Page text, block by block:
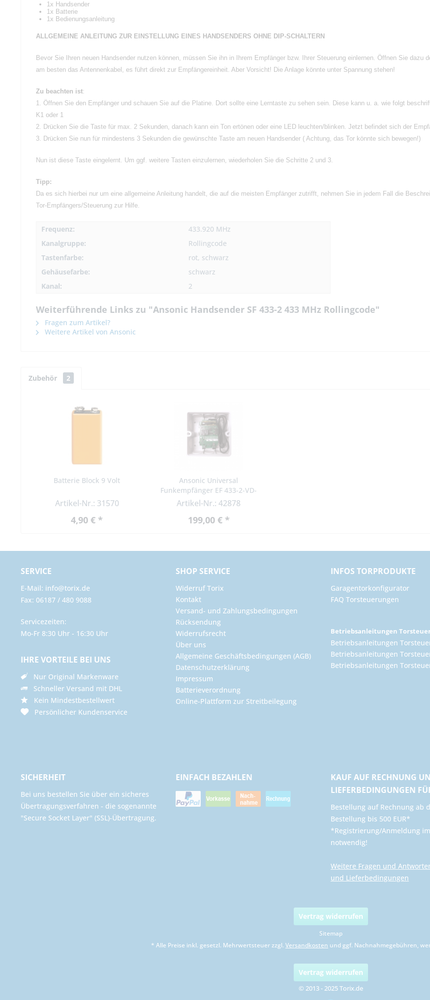
1x Handsender
1x Batterie
1x Bedienungsanleitung
ALLGEMEINE ANLEITUNG ZUR EINSTELLUNG EINES HANDSENDERS OHNE DIP-SCHALTERN
Bevor Sie Ihren neuen Handsender nutzen können, müssen Sie ihn in Ihrem Empfänger bzw. Ihrer Steuerung einlernen. Öffnen Sie dazu
am besten das Antennenkabel, es führt direkt zur Empfängereinheit. Aber Vorsicht! Die Anlage könnte unter Spannung stehen!
Zu beachten ist:
1. Öffnen Sie den Empfänger und schauen Sie auf die Platine. Dort sollte eine Lerntaste zu sehen sein. Diese kann u. a. wie folgt
K1 oder 1
2. Drücken Sie die Taste für max. 2 Sekunden, danach kann ein Ton ertönen oder eine LED leuchten/blinken. Jetzt befindet sich der
3. Drücken Sie nun für mindestens 3 Sekunden die gewünschte Taste am neuen Handsender ( Achtung, das Tor könnte sich bewegen!)
Nun ist diese Taste eingelernt. Um ggf. weitere Tasten einzulernen, wiederholen Sie die Schritte 2 und 3.
Tipp:
Da es sich hierbei nur um eine allgemeine Anleitung handelt, die auf die meisten Empfänger zutrifft, nehmen Sie in jedem Fall die
Tor-Empfängers/Steuerung zur Hilfe.
Frequenz:
433.920 MHz
Kanalgruppe:
Rollingcode
Tastenfarbe:
rot, schwarz
Gehäusefarbe:
schwarz
Kanal:
2
Weiterführende Links zu "Ansonic Handsender SF 433-2 433 MHz Rollingcode"
Fragen zum Artikel?
Weitere Artikel von Ansonic
Zubehör 2
Batterie Block 9 Volt
Artikel-Nr.: 31570
4,90 € *
Ansonic Universal
Funkempfänger EF 433-2-VD-
Multi
Artikel-Nr.: 42878
199,00 € *
SERVICE
E-Mail: info@torix.de
Fax: 06187 / 480 9088
Servicezeiten:
Mo-Fr 8:30 Uhr - 16:30 Uhr
IHRE VORTEILE BEI UNS
Nur Original Markenware
Schneller Versand mit DHL
Kein Mindestbestellwert
Persönlicher Kundenservice
SHOP SERVICE
Widerruf Torix
Kontakt
Versand- und Zahlungsbedingungen
Rücksendung
Widerrufsrecht
Über uns
Allgemeine Geschäftsbedingungen (AGB)
Datenschutzerklärung
Impressum
Batterieverordnung
Online-Plattform zur Streitbeilegung
INFOS TORPRODUKTE
Garagentorkonfigurator
FAQ Torsteuerungen
Betriebsanleitungen
Betriebsanleitungen
Betriebsanleitungen
Betriebsanleitungen
SICHERHEIT
Bei uns bestellen Sie über ein sicheres
Übertragungsverfahren - die sogenannte
"Secure Socket Layer" (SSL)-Übertragung.
EINFACH BEZAHLEN
KAUF AUF RECHNUNG
LIEFERBEDINGUNGEN
​Bestellung auf Rechnung ab
Bestellung bis 500 EUR*
*Registrierung/Anmeldung
notwendig!
Weitere Fragen und
und Lieferbedingungen
Vertrag widerrufen
Sitemap
* Alle Preise inkl. gesetzl. Mehrwertsteuer zzgl. Versandkosten und ggf. Nachnahmegebühren,
Vertrag widerrufen
© 2013 - 2025 Torix.de